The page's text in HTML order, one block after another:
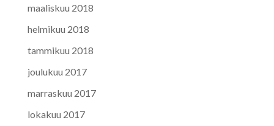
maaliskuu 2018
helmikuu 2018
tammikuu 2018
joulukuu 2017
marraskuu 2017
lokakuu 2017